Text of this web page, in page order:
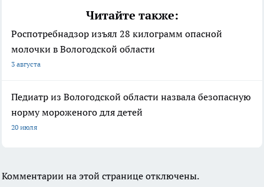
Читайте также:
Роспотребнадзор изъял 28 килограмм опасной
молочки в Вологодской области
3 августа
Педиатр из Вологодской области назвала безопасную
норму мороженого для детей
20 июля
Комментарии на этой странице отключены.